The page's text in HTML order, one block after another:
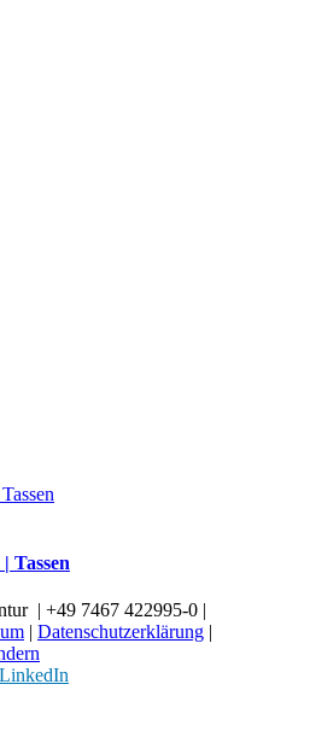
Tassen
| +49 7467 422995-0 |
| Datenschutzerklärung |
LinkedIn